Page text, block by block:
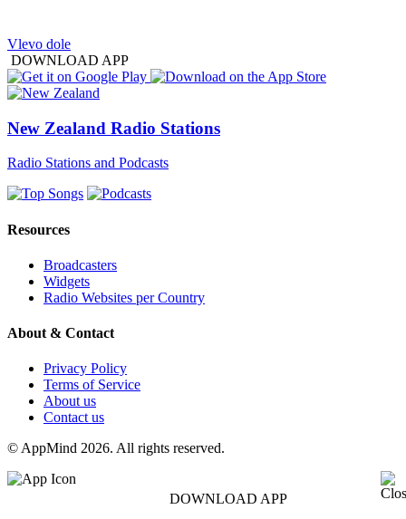
Vlevo dole
DOWNLOAD APP
New Zealand Radio Stations
Radio Stations and Podcasts
Resources
Broadcasters
Widgets
Radio Websites per Country
About & Contact
Privacy Policy
Terms of Service
About us
Contact us
© AppMind 2026. All rights reserved.
DOWNLOAD APP